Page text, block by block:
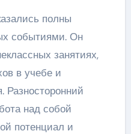
полны
событиями. Он
занятиях,
в учебе и
Разносторонний
над собой
потенциал и